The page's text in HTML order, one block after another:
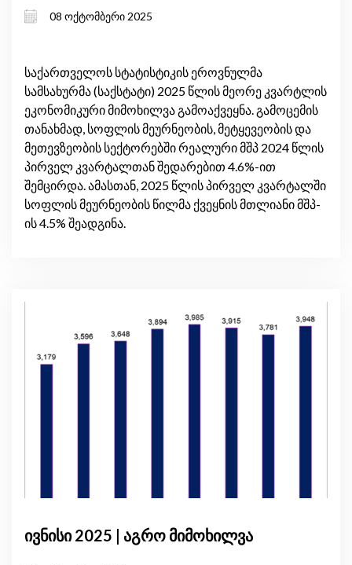
08 ოქტომბერი 2025
საქართველოს სტატისტიკის ეროვნულმა
სამსახურმა (საქსტატი) 2025 წლის მეორე კვარტლის
ეკონომიკური მიმოხილვა გამოაქვეყნა. გამოცემის
თანახმად, სოფლის მეურნეობის, მეტყევეობის და
მეთევზეობის სექტორებში რეალური მშპ 2024 წლის
პირველ კვარტალთან შედარებით 4.6%-ით
შემცირდა. ამასთან, 2025 წლის პირველ კვარტალში
სოფლის მეურნეობის წილმა ქვეყნის მთლიანი მშპ-
ის 4.5% შეადგინა.
ივნისი 2025 | აგრო მიმოხილვა